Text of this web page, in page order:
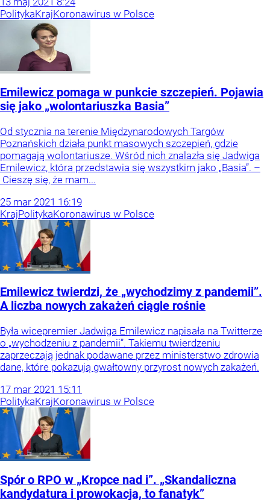
PolitykaKrajKoronawirus w Polsce
Emilewicz pomaga w punkcie szczepień. Pojawia
się jako „wolontariuszka Basia”
Od stycznia na terenie Międzynarodowych Targów
Poznańskich działa punkt masowych szczepień, gdzie
pomagają wolontariusze. Wśród nich znalazła się Jadwiga
Emilewicz, która przedstawia się wszystkim jako „Basia”. –
Cieszę się, że mam...
25 mar 2021 16:19
KrajPolitykaKoronawirus w Polsce
Emilewicz twierdzi, że „wychodzimy z pandemii”.
A liczba nowych zakażeń ciągle rośnie
Była wicepremier Jadwiga Emilewicz napisała na Twitterze
o „wychodzeniu z pandemii”. Takiemu twierdzeniu
zaprzeczają jednak podawane przez ministerstwo zdrowia
dane, które pokazują gwałtowny przyrost nowych zakażeń.
17 mar 2021 15:11
PolitykaKrajKoronawirus w Polsce
Spór o RPO w „Kropce nad i”. „Skandaliczna
kandydatura i prowokacja, to fanatyk”